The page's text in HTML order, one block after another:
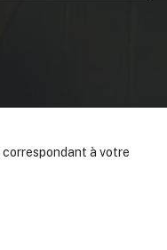
correspondant à votre